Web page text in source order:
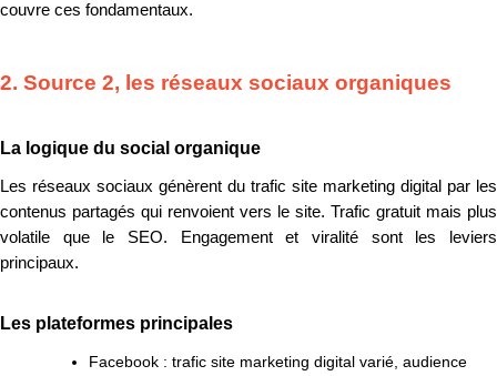
couvre ces fondamentaux.
2. Source 2, les réseaux sociaux organiques
La logique du social organique
Les réseaux sociaux génèrent du trafic site marketing digital par les
contenus partagés qui renvoient vers le site. Trafic gratuit mais plus
volatile que le SEO. Engagement et viralité sont les leviers
principaux.
Les plateformes principales
Facebook : trafic site marketing digital varié, audience